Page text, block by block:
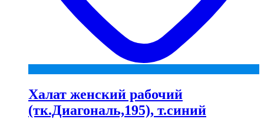
Халат женский рабочий
(тк.Диагональ,195), т.синий